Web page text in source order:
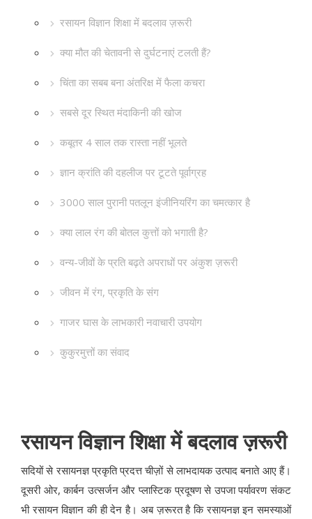
रसायन विज्ञान शिक्षा में बदलाव ज़रूरी
क्या मौत की चेतावनी से दुर्घटनाएं टलती हैं?
चिंता का सबब बना अंतरिक्ष में फैला कचरा
सबसे दूर स्थित मंदाकिनी की खोज
कबूतर 4 साल तक रास्ता नहीं भूलते
ज्ञान क्रांति की दहलीज पर टूटते पूर्वाग्रह
3000 साल पुरानी पतलून इंजीनियरिंग का चमत्कार है
क्या लाल रंग की बोतल कुत्तों को भगाती है?
वन्य-जीवों के प्रति बढ़ते अपराधों पर अंकुश ज़रूरी
जीवन में रंग, प्रकृति के संग
गाजर घास के लाभकारी नवाचारी उपयोग
कुकुरमुत्तों का संवाद
रसायन विज्ञान शिक्षा में बदलाव ज़रूरी
सदियों से रसायनज्ञ प्रकृति प्रदत्त चीज़ों से लाभदायक उत्पाद बनाते आए हैं।
दूसरी ओर, कार्बन उत्सर्जन और प्लास्टिक प्रदूषण से उपजा पर्यावरण संकट
भी रसायन विज्ञान की ही देन है। अब ज़रूरत है कि रसायनज्ञ इन समस्याओं